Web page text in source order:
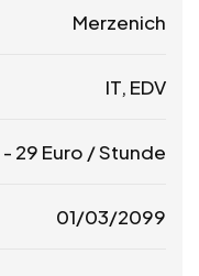
Merzenich
IT, EDV
- 29 Euro / Stunde
01/03/2099